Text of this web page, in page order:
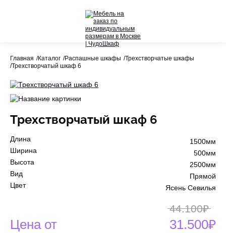
Стеллажи
Гардеробные системы
Детское
Главная Каталог Распашные шкафы
Трехстворчатые шкафы
Трехстворчатый шкаф 6
Трехстворчатый шкаф 6
Длина
1500мм
Ширина
500мм
Высота
2500мм
Вид
Прямой
Цвет
Ясень Севилья
Цена от
44.100₽
31.500₽